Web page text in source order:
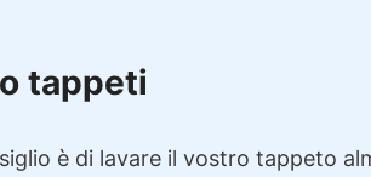
tappeti
è di lavare il vostro tappeto